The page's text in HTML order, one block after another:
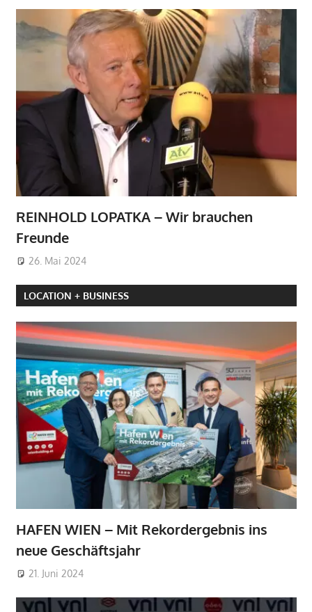
REINHOLD LOPATKA – Wir brauchen
Freunde
26. Mai 2024
LOCATION + BUSINESS
HAFEN WIEN – Mit Rekordergebnis ins
neue Geschäftsjahr
21. Juni 2024